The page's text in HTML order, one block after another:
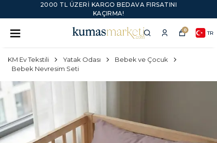
2000 TL ÜZERI KARGO BEDAVA FIRSATINI
KAÇIRMA!
0 TR
KM Ev Tekstili Yatak Odası
Bebek ve Çocuk
Bebek Nevresim Seti